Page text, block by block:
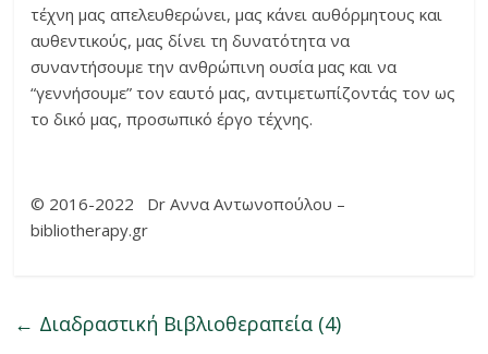
τέχνη μας απελευθερώνει, μας κάνει αυθόρμητους και
αυθεντικούς, μας δίνει τη δυνατότητα να
συναντήσουμε την ανθρώπινη ουσία μας και να
“γεννήσουμε” τον εαυτό μας, αντιμετωπίζοντάς τον ως
το δικό μας, προσωπικό έργο τέχνης.
© 2016-2022 Dr Αννα Αντωνοπούλου –
bibliotherapy.gr
← Διαδραστική Βιβλιοθεραπεία (4)